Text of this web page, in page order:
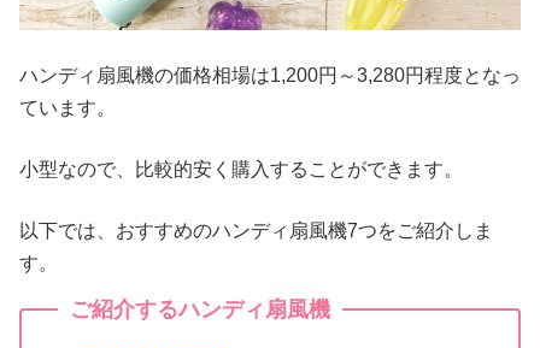
ハンディ扇風機の価格相場は1,200円～3,280円程度となっ
ています。
小型なので、比較的安く購入することができます。
以下では、おすすめのハンディ扇風機7つをご紹介しま
す。
ご紹介するハンディ扇風機